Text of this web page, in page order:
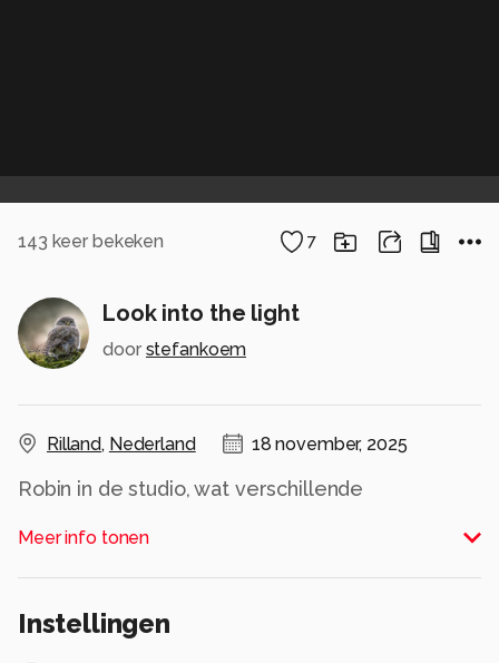
143 keer bekeken 7
Look into the light
door stefankoem
Rilland, Nederland 18 november, 2025
Robin in de studio, wat verschillende
Meer info tonen
Instellingen